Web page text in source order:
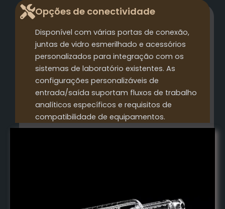
Opções de conectividade
Disponível com várias portas de conexão,
juntas de vidro esmerilhado e acessórios
personalizados para integração com os
sistemas de laboratório existentes. As
configurações personalizáveis de
entrada/saída suportam fluxos de trabalho
analíticos específicos e requisitos de
compatibilidade de equipamentos.